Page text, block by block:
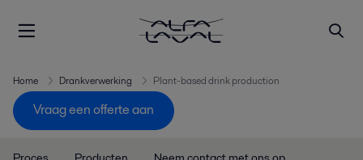
Home Drankverwerking Plant-based drink production
Vraag een offerte aan